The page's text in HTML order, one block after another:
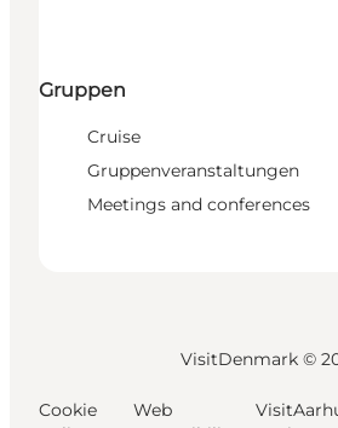
Gruppen
Cruise
Gruppenveranstaltungen
Meetings and conferences
VisitDenmark ©
Cookie
Web